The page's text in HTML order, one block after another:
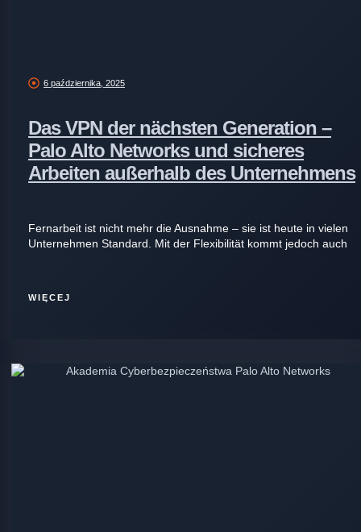
6 października, 2025
Das VPN der nächsten Generation –
Palo Alto Networks und sicheres
Arbeiten außerhalb des Unternehmens
Fernarbeit ist nicht mehr die Ausnahme – sie ist heute in vielen
Unternehmen Standard. Mit der Flexibilität kommt jedoch auch
WIĘCEJ